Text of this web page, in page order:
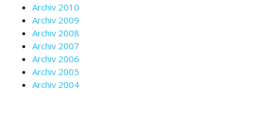
Archiv 2010
Archiv 2009
Archiv 2008
Archiv 2007
Archiv 2006
Archiv 2005
Archiv 2004